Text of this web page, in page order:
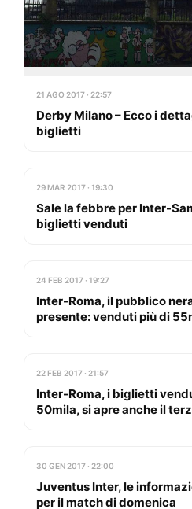
21 AGO 2017 · 22:57
Derby Milano – Ecco i
biglietti
29 MAR 2017 · 19:30
Sale la febbre per Inter-
biglietti venduti
24 FEB 2017 · 19:27
Inter-Roma, il pubblico
presente: venduti più di
22 FEB 2017 · 21:57
Inter-Roma, i biglietti
50mila, si apre anche il
30 GEN 2017 · 22:00
Juventus Inter, le
per il match di domenica